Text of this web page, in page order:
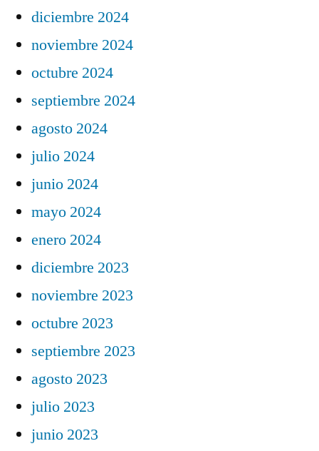
diciembre 2024
noviembre 2024
octubre 2024
septiembre 2024
agosto 2024
julio 2024
junio 2024
mayo 2024
enero 2024
diciembre 2023
noviembre 2023
octubre 2023
septiembre 2023
agosto 2023
julio 2023
junio 2023